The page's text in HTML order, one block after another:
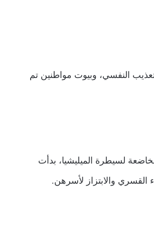
النفسي، وبيوت مواطنين تم
لسيطرة الميليشيا، بدأت
القسري والابتزاز لأسرهن.